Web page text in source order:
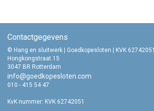
Contactgegevens
© Hang en sluitwerk | Goedkopesloten | KVK 62742051
Hongkongstraat 15
3047 BR Rotterdam
info@goedkopesloten.com
010 - 415 54 47
KvK nummer: KVK 62742051